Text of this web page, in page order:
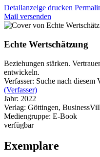
Detailanzeige drucken
Mail versenden
Echte Wertschätzung
Beziehungen stärken.
entwickeln.
Verfasser: Suche nach diesem
(Verfasser)
Jahr: 2022
Verlag: Göttingen,
Mediengruppe: E-Book
verfügbar
Exemplare